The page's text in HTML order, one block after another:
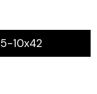
10x42